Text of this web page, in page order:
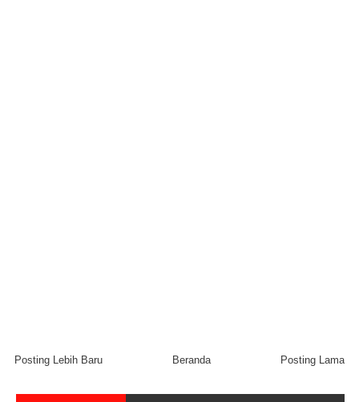
Posting Lebih Baru Posting Lama
Beranda